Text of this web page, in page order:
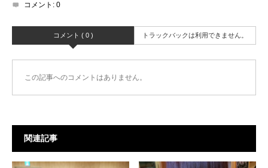
コメント: 0
コメント ( 0 ) トラックバックは利用できません。
この記事へのコメントはありません。
関連記事